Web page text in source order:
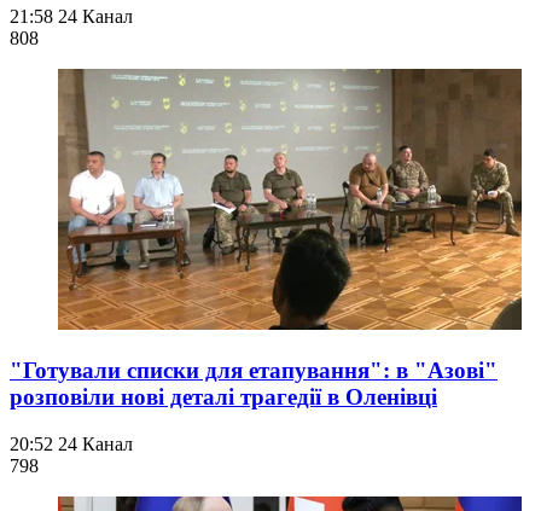
21:58 24 Канал
808
"Готували списки для етапування": в "Азові"
розповіли нові деталі трагедії в Оленівці
20:52 24 Канал
798